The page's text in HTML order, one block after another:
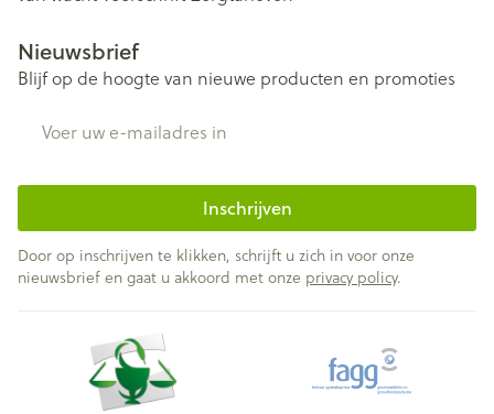
Nieuwsbrief
Blijf op de hoogte van nieuwe producten en promoties
Inschrijven
Door op inschrijven te klikken, schrijft u zich in voor onze
nieuwsbrief en gaat u akkoord met onze privacy policy.